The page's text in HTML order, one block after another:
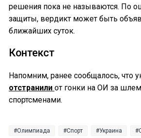
решения пока не называются. По
защиты, вердикт может быть
ближайших суток.
Контекст
Напомним, ранее сообщалось, что
отстранили от гонки на ОИ за
спортсменами.
Олимпиада Спорт Украина